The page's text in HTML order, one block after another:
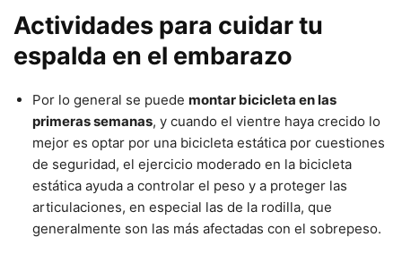
Actividades para cuidar tu
espalda en el embarazo
Por lo general se puede montar bicicleta en las
primeras semanas, y cuando el vientre haya crecido lo
mejor es optar por una bicicleta estática por cuestiones
de seguridad, el ejercicio moderado en la bicicleta
estática ayuda a controlar el peso y a proteger las
articulaciones, en especial las de la rodilla, que
generalmente son las más afectadas con el sobrepeso.